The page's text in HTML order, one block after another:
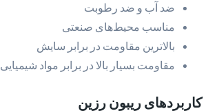
ضد آب و ضد رطوبت
مناسب محیط‌های صنعتی
بالاترین مقاومت در برابر سایش
مقاومت بسیار بالا در برابر مواد شیمیایی
کاربردهای ریبون رزین